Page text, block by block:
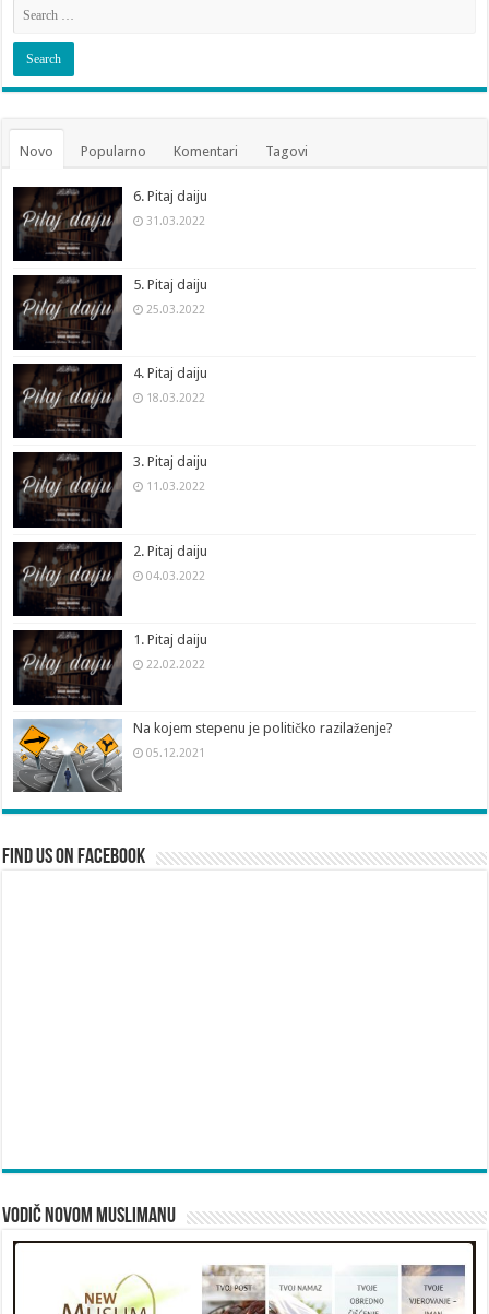
Novo Popularno Komentari Tagovi
6. Pitaj daiju
31.03.2022
5. Pitaj daiju
25.03.2022
4. Pitaj daiju
18.03.2022
3. Pitaj daiju
11.03.2022
2. Pitaj daiju
04.03.2022
1. Pitaj daiju
22.02.2022
Na kojem stepenu je političko razilaženje?
05.12.2021
Find us on Facebook
Vodič novom muslimanu